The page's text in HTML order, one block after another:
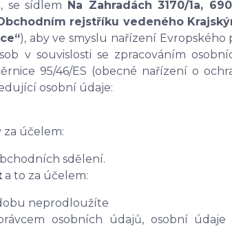
, se sídlem Na Zahradách 3170/1a,
rejstříku vedeného
), aby ve smyslu nařízení Evropského
v souvislosti se zpracováním
95/46/ES (obecné nařízení o
osobní údaje:
účelem:
sdělení.
a to za účelem:
neprodloužíte
osobních údajů, osobní údaje